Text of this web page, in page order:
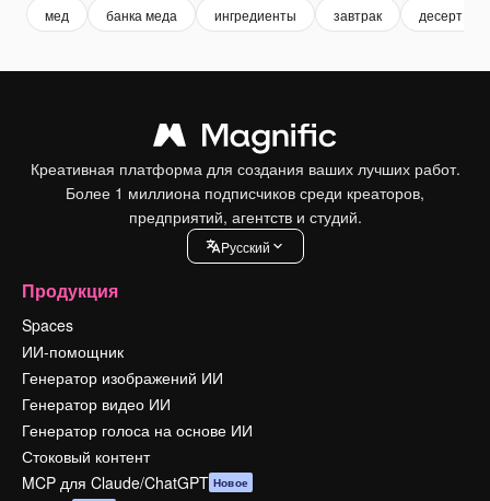
мед банка меда ингредиенты завтрак десерт
Креативная платформа для создания ваших лучших работ.
Более 1 миллиона подписчиков среди креаторов,
предприятий, агентств и студий.
Pусский
Продукция
Spaces
ИИ-помощник
Генератор изображений ИИ
Генератор видео ИИ
Генератор голоса на основе ИИ
Стоковый контент
MCP для Claude/ChatGPT Новое